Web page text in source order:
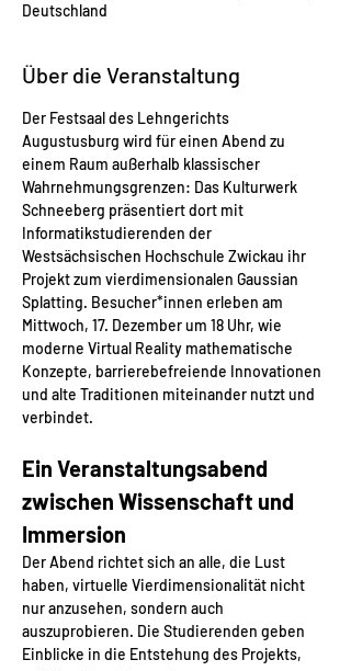
Deutschland
Über die Veranstaltung
Der Festsaal des Lehngerichts
Augustusburg wird für einen Abend zu
einem Raum außerhalb klassischer
Wahrnehmungsgrenzen: Das Kulturwerk
Schneeberg präsentiert dort mit
Informatikstudierenden der
Westsächsischen Hochschule Zwickau ihr
Projekt zum vierdimensionalen Gaussian
Splatting. Besucher*innen erleben am
Mittwoch, 17. Dezember um 18 Uhr, wie
moderne Virtual Reality mathematische
Konzepte, barrierebefreiende Innovationen
und alte Traditionen miteinander nutzt und
verbindet.
Ein Veranstaltungsabend
zwischen Wissenschaft und
Immersion
Der Abend richtet sich an alle, die Lust
haben, virtuelle Vierdimensionalität nicht
nur anzusehen, sondern auch
auszuprobieren. Die Studierenden geben
Einblicke in die Entstehung des Projekts,